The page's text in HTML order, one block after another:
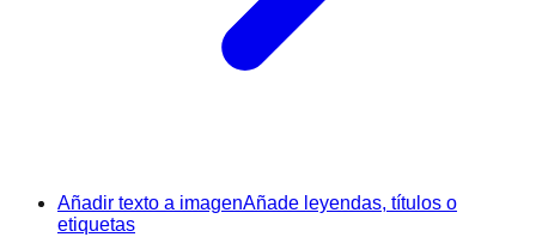
Añadir texto a imagenAñade leyendas, títulos o
etiquetas